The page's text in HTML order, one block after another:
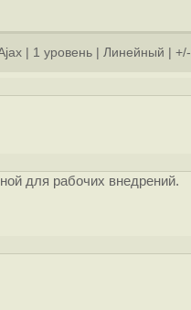
1 уровень Линейный +/-
для рабочих внедрений.